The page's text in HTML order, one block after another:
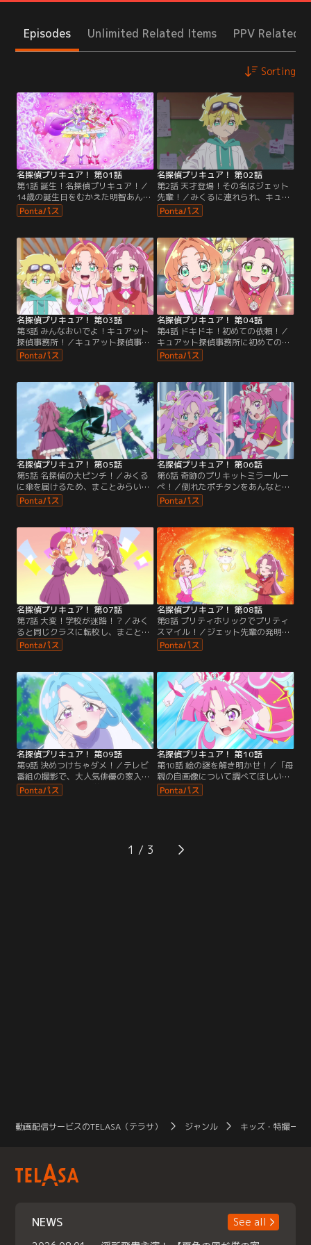
Episodes Unlimited Related Items PPV Related
Sorting
名探偵プリキュア！ 第01話
第1話 誕生！名探偵プリキュア！／
14歳の誕生日をむかえた明智あんな
は、部屋に置かれていたペンダント
を身に着けていたところに、妖精の
トの光に飲み込まれ、目を覚ました
先は--。
名探偵プリキュア！ 第02話
第2話 天才登場！その名はジェット
先輩！／みくるに連れられ、キュア
ット探偵事務所を訪れるあんな。事
務所にいた自称天才博士の妖精・ジ
原因はポチタンだったことが判明す
る。
名探偵プリキュア！ 第03話
第3話 みんなおいでよ！キュアット
探偵事務所！／キュアット探偵事務
所での共同生活が始まり、掃除や片
付けに追われるあんなたち。インテ
先で、お店のシンボルが消えてしま
う事件に遭遇する。
名探偵プリキュア！ 第04話
第4話 ドキドキ！初めての依頼！／
キュアット探偵事務所に初めての依
頼人がやってくる。駅前で誰かのも
のと入れ違いになってしまったらし
が、そこに怪盗団ファントムがあら
われる。
名探偵プリキュア！ 第05話
第5話 名探偵の大ピンチ！／みくる
に傘を届けるため、まことみらい学
園にやってきたあんなは、そこで困
っている様子の真理子に出会い、
みくるも、高等部の幽霊さわぎを解
決してほしい、と理事長に依頼され
る。
名探偵プリキュア！ 第06話
第6話 奇跡のプリキットミラールー
ペ！／倒れたポチタンをあんなとジ
ェット先輩にまかせ、マコトジュエ
ルを取り返そうと駆け出していくみ
プリキットを手渡せなかった理由を
ジェット先輩に打ち明ける。
名探偵プリキュア！ 第07話
第7話 大変！学校が迷路！？／みく
ると同じクラスに転校し、まことみ
らい学園に通えることになったあん
な。広い校舎におどろいていたが、
迷路」にみくると迷い込んでしま
う。
名探偵プリキュア！ 第08話
第8話 プリティホリックでプリティ
スマイル！／ジェット先輩の発明品
であるプリキットをグッズにして、
お店を開くことにしたあんなたち。
なおまじないとゴーグルについて聞
かれたジェット先輩は、過去のこと
を振り返る。
名探偵プリキュア！ 第09話
第9話 決めつけちゃダメ！／テレビ
番組の撮影で、大人気俳優の家入し
るくがまことみらい学園にやってく
る。演劇部の劇に参加するという企
名探偵プリキュア！ 第10話
第10話 絵の謎を解き明かせ！／「母
親の自画像について調べてほしい」
という依頼人がキュアット探偵事務
所にやってくる。有名な風景画家だ
1
動画配信サービスのTELASA（テラサ） ジャンル キッズ・特撮一覧
NEWS
See all